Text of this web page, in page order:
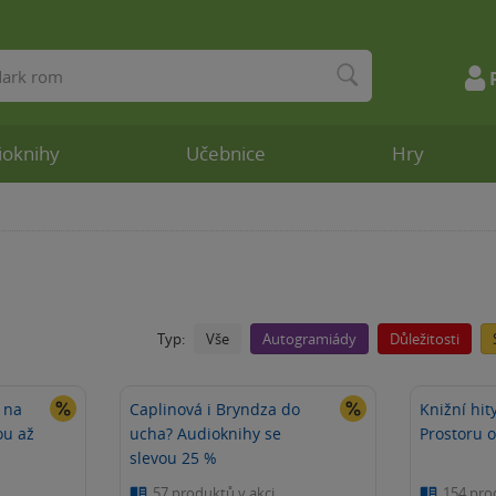
Typ: Vše Autogramiády Důležitosti
až
Caplinová i Bryndza do
ucha? Audioknihy se
slevou 25 %
Knižní
Prostoru
Učebnice Hry